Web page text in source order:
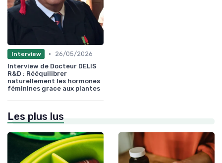
Interview •
26/05/2026
Interview de Docteur DELIS
R&D : Rééquilibrer
naturellement les hormones
féminines grace aux plantes
Les plus lus